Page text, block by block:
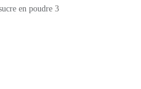
en poudre 3